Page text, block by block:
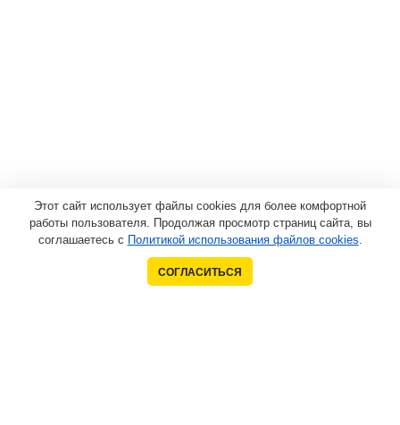
Этот сайт использует файлы cookies для более комфортной
работы пользователя. Продолжая просмотр страниц сайта, вы
соглашаетесь с Политикой использования файлов cookies.
СОГЛАСИТЬСЯ